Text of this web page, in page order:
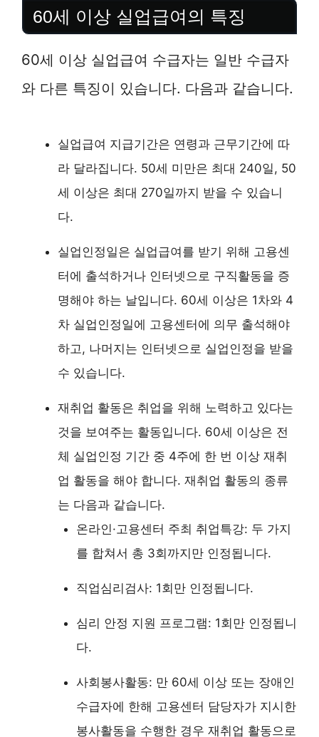
60세 이상 실업급여의 특징
60세 이상 실업급여 수급자는 일반 수급자
와 다른 특징이 있습니다. 다음과 같습니다.
실업급여 지급기간은 연령과 근무기간에 따
라 달라집니다. 50세 미만은 최대 240일, 50
세 이상은 최대 270일까지 받을 수 있습니
다.
실업인정일은 실업급여를 받기 위해 고용센
터에 출석하거나 인터넷으로 구직활동을 증
명해야 하는 날입니다. 60세 이상은 1차와 4
차 실업인정일에 고용센터에 의무 출석해야
하고, 나머지는 인터넷으로 실업인정을 받을
수 있습니다.
재취업 활동은 취업을 위해 노력하고 있다는
것을 보여주는 활동입니다. 60세 이상은 전
체 실업인정 기간 중 4주에 한 번 이상 재취
업 활동을 해야 합니다. 재취업 활동의 종류
는 다음과 같습니다.
온라인·고용센터 주최 취업특강: 두 가지
를 합쳐서 총 3회까지만 인정됩니다.
직업심리검사: 1회만 인정됩니다.
심리 안정 지원 프로그램: 1회만 인정됩니
다.
사회봉사활동: 만 60세 이상 또는 장애인
수급자에 한해 고용센터 담당자가 지시한
봉사활동을 수행한 경우 재취업 활동으로